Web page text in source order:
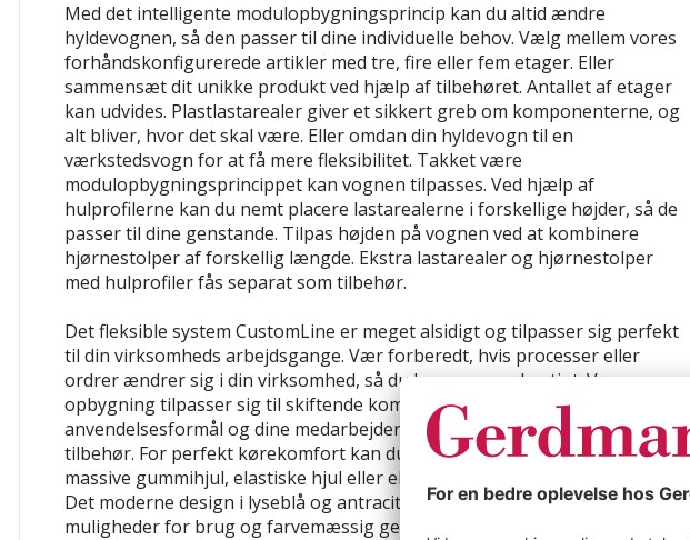
Med det intelligente modulopbygningsprincip kan du altid ændre
hyldevognen, så den passer til dine individuelle behov. Vælg mellem vores
forhåndskonfigurerede artikler med tre, fire eller fem etager. Eller
sammensæt dit unikke produkt ved hjælp af tilbehøret. Antallet af etager
kan udvides. Plastlastarealer giver et sikkert greb om komponenterne, og
alt bliver, hvor det skal være. Eller omdan din hyldevogn til en
værkstedsvogn for at få mere fleksibilitet. Takket være
modulopbygningsprincippet kan vognen tilpasses. Ved hjælp af
hulprofilerne kan du nemt placere lastarealerne i forskellige højder, så de
passer til dine genstande. Tilpas højden på vognen ved at kombinere
hjørnestolper af forskellig længde. Ekstra lastarealer og hjørnestolper
med hulprofiler fås separat som tilbehør.
Det fleksible system CustomLine er meget alsidigt og tilpasser sig perfekt
til din virksomheds arbejdsgange. Vær forberedt, hvis processer eller
ordrer ændrer sig i din virksomhed, så du kan reagere hurtigt. Vognens
opbygning tilpasser sig til skiftende komponentstørrelser, steder,
anvendelsesformål og dine medarbejdere eller kan eftermonteres med
tilbehør. For perfekt kørekomfort kan du vælge mellem tre hjulmuligheder:
massive gummihjul, elastiske hjul eller elastiske hjul med centralbremse.
Det moderne design i lyseblå og antracit er stilrent og giver dig yderligere
muligheder for brug og farvemæssig genkendelse.